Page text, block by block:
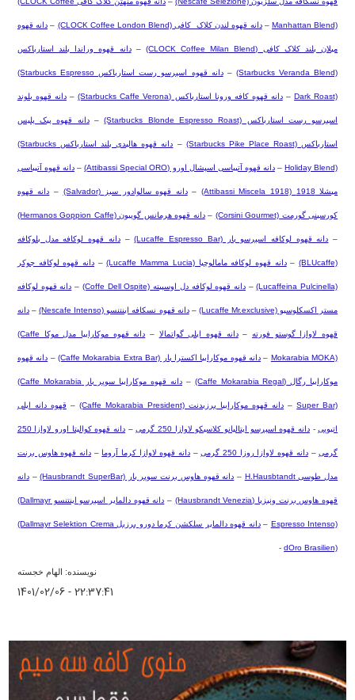
Manhattan Blend)
–دانه قهوه لندن کلاک کافی (CLOCK Coffee London Blend)
– دانه قهوه
میلان بلند کلاک کافی (CLOCK Coffee Milan Blend)
–دانه قهوه وراندا بلند استارباکس
(Starbucks Veranda Blend)
–دانه قهوه اسپرسو رست استارباکس(Starbucks Espresso
Dark Roast)
–دانه قهوه کافه ورونا استارباکس (Starbucks Caffe Verona)
– دانه قهوه بلوند
اسپرسو رست استارباکس (Starbucks Blonde Espresso Roast)
–دانه قهوه پیک پلیس
استارباکس (Starbucks Pike Place Roast)
– دانه قهوه هالیدی بلند استارباکس(Starbucks
Holiday Blend)
–دانه قهوه آتیباسی اسپشال اورو (Attibassi Special ORO)
– دانه قهوه آتیباسی
میشلا 1918 (Attibassi Miscela 1918)
–دانه قهوه سالوادور سبز(Salvador)
– دانه قهوه
کورسینی گورمت (Corsini Gourmet)
–دانه قهوه هرمانس گوپیون(Hermanos Goppion Caffe)
– دانه قهوه لوکافه اسپرسو بار(Lucaffe Espresso Bar)
–دانه قهوه لوکافه مدل بلوکافه
(BLUcaffe)
–دانه قهوه لوکافه مامالوچیا(Lucaffe Mamma Lucia)
– دانه قهوه لوکافه جوکر
(Lucaffeina Pulcinella)
–دانه قهوه لوکافه دل اوسپیته (Coffe Dell Ospite)
– دانه قهوه لوکافه
مستر اکسکلوسیو(Lucaffe Mr.exclusive)
–دانه قهوه نسکافه اینتنسو (Nescafe Intenso)
–دانه
قهوه لاوازا گوستو فورته–دانه قهوه ایلی گواتمالا – دانه قهوه موکارابیا مدل موکا (Caffe
Mokarabia MOKA)
– دانه قهوه موکارابیا اکسترا بار (Caffe Mokarabia Extra Bar)
– دانه قهوه
موکارابیا رگال (Caffe Mokarabia Regal)
– دانه قهوه موکارابیا سوپر بار (Caffe Mokarabia
Super Bar)
– دانه قهوه موکارابیا پرزیدنت (Caffe Mokarabia President)
– قهوه دانه ایلی
اتیوپی-دانه قهوه اسپرسو ایتالیانو کلاسیکو لاوازا 250 گرمی – دانه قهوه کوالیتا اورو لاوازا 250
گرمی–دانه قهوه لاوازا روزا 250 گرمی – دانه قهوه لاوازا کرما آروما –دانه قهوه هاوس برنت
مدل طوسیH.Hausbtandt
– دانه قهوه هاوس برنت سوپر بار (Hausbrandt SuperBar)
–دانه
قهوه هاوس برنت ونیزیا (Hausbrandt Venezia)
– دانه قهوه دالمایر اسپرسو اینتنسو(Dallmayr
Espresso Intenso)
–دانه قهوه دالمایر سلکشن کرما دورو برزیل (Dallmayr Selektion Crema
dOro Brasilien)
-
نویسنده: الهام خجسته
1401/02/06 - 22:37:41